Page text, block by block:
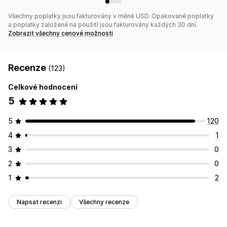
Geolokace Segmentace Označování štítky Vykazování
Analytika A/​B testování Sledování
Všechny poplatky jsou fakturovány v měně USD. Opakované poplatky
a poplatky založené na použití jsou fakturovány každých 30 dní.
Zobrazit všechny cenové možnosti
Recenze (123)
Celkové hodnocení
5
5
120
4
1
3
0
2
0
1
2
Napsat recenzi Všechny recenze